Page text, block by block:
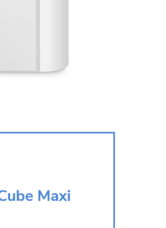
Maxi